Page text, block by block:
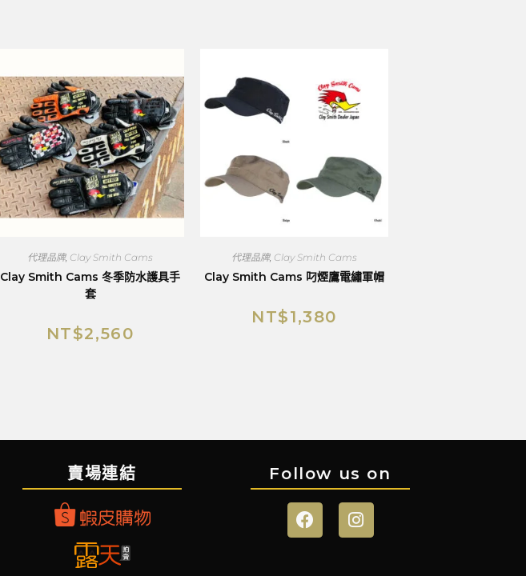
代理品牌, Clay Smith Cams
Clay Smith Cams 冬季防水護具手
套
NT$2,560
代理品牌, Clay Smith Cams
Clay Smith Cams 叼煙鷹電繡軍帽
NT$1,380
賣場連結 Follow us on